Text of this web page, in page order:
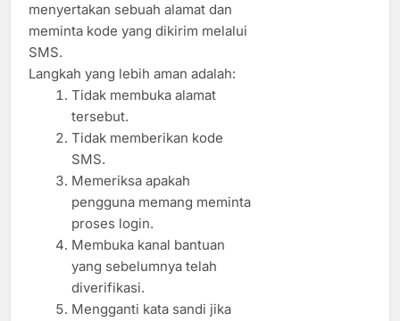
menyertakan sebuah alamat dan
meminta kode yang dikirim melalui
SMS.
Langkah yang lebih aman adalah:
Tidak membuka alamat
tersebut.
Tidak memberikan kode
SMS.
Memeriksa apakah
pengguna memang meminta
proses login.
Membuka kanal bantuan
yang sebelumnya telah
diverifikasi.
Mengganti kata sandi jika